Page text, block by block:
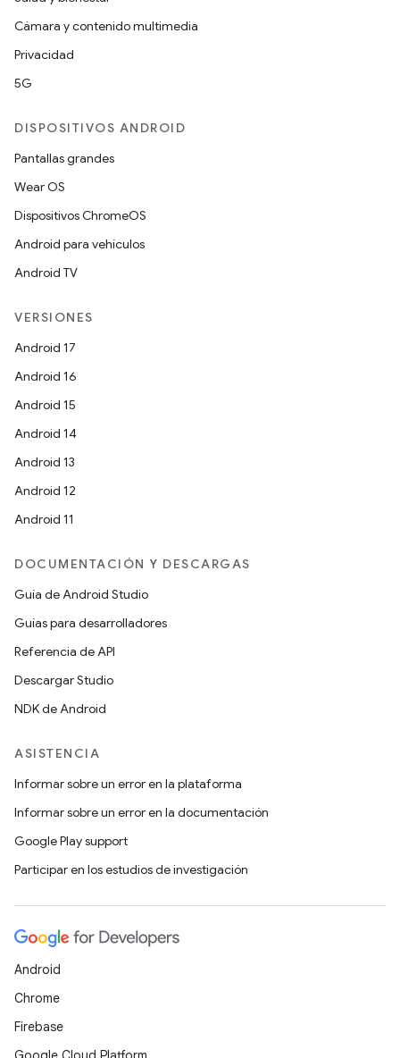
Cámara y contenido multimedia
Privacidad
5G
DISPOSITIVOS ANDROID
Pantallas grandes
Wear OS
Dispositivos ChromeOS
Android para vehículos
Android TV
VERSIONES
Android 17
Android 16
Android 15
Android 14
Android 13
Android 12
Android 11
DOCUMENTACIÓN Y DESCARGAS
Guía de Android Studio
Guías para desarrolladores
Referencia de API
Descargar Studio
NDK de Android
ASISTENCIA
Informar sobre un error en la plataforma
Informar sobre un error en la documentación
Google Play support
Participar en los estudios de investigación
Android
Chrome
Firebase